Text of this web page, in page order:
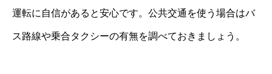
運転に自信があると安心です。公共交通を使う場合はバ
ス路線や乗合タクシーの有無を調べておきましょう。